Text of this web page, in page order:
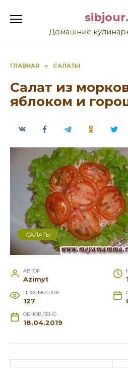
содержаниюДомашние
ГЛАВНАЯ » САЛАТЫ
Салат из
яблоком и
САЛАТЫ
АВТОР
Azimyt
ПРОСМОТРОВ
127
ОБНОВЛЕНО
18.04.2019